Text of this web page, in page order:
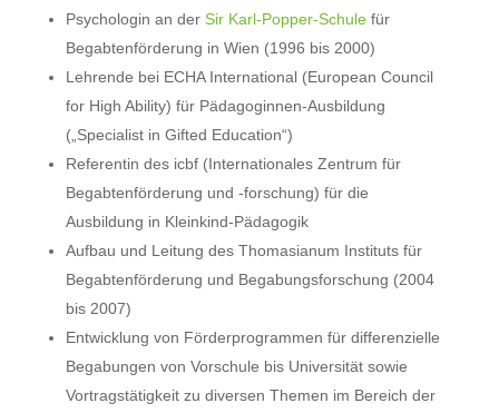
Psychologin an der Sir Karl-Popper-Schulefür
Begabtenförderung in Wien (1996 bis 2000)
Lehrende bei ECHA International (European Council
for High Ability) für Pädagoginnen-Ausbildung
(„Specialist in Gifted Education“)
Referentin des icbf (Internationales Zentrum für
Begabtenförderung und -forschung) für die
Ausbildung in Kleinkind-Pädagogik
Aufbau und Leitung des Thomasianum Instituts für
Begabtenförderung und Begabungsforschung (2004
bis 2007)
Entwicklung von Förderprogrammen für differenzielle
Begabungen von Vorschule bis Universität sowie
Vortragstätigkeit zu diversen Themen im Bereich der